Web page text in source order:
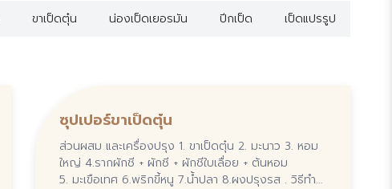
ขาเป็ดตุ๋น น่องเป็ดเยอรมัน ปีกเป็ด เป็ดแปรรูป
ซุปเปอร์ขาเป็ดตุ๋น
ส่วนผสม และเครื่องปรุง 1. ขาเป็ดตุ๋น 2. มะนาว 3. หอม
ใหญ่ 4.รากผักชี + ผักชี + ผักชีใบเลื่อย + ต้นหอม
5. มะเขือเทศ 6.พริกขี้หนู 7.น้ำปลา 8.ผงปรุงรส . วิธีทำ